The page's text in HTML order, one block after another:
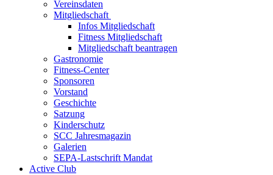
Vereinsdaten
Mitgliedschaft
Infos Mitgliedschaft
Fitness Mitgliedschaft
Mitgliedschaft beantragen
Gastronomie
Fitness-Center
Sponsoren
Vorstand
Geschichte
Satzung
Kinderschutz
SCC Jahresmagazin
Galerien
SEPA-Lastschrift Mandat
Active Club